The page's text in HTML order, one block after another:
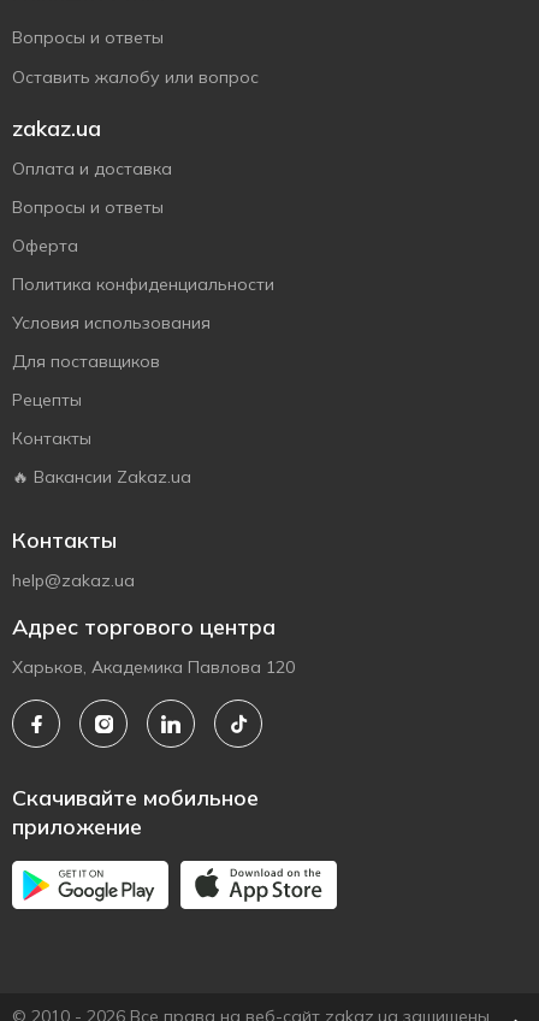
Вопросы и ответы
Оставить жалобу или вопрос
zakaz.ua
Оплата и доставка
Вопросы и ответы
Оферта
Политика конфиденциальности
Условия использования
Для поставщиков
Рецепты
Контакты
🔥 Вакансии Zakaz.ua
Контакты
help@zakaz.ua
Адрес торгового центра
Харьков, Академика Павлова 120
Скачивайте мобильное
приложение
© 2010 - 2026 Все права на веб-сайт zakaz.ua защищены.